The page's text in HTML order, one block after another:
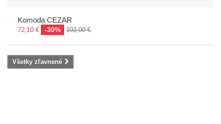
Komoda CEZAR
72,10 € -30% 103,00 €
Všetky zľavnené